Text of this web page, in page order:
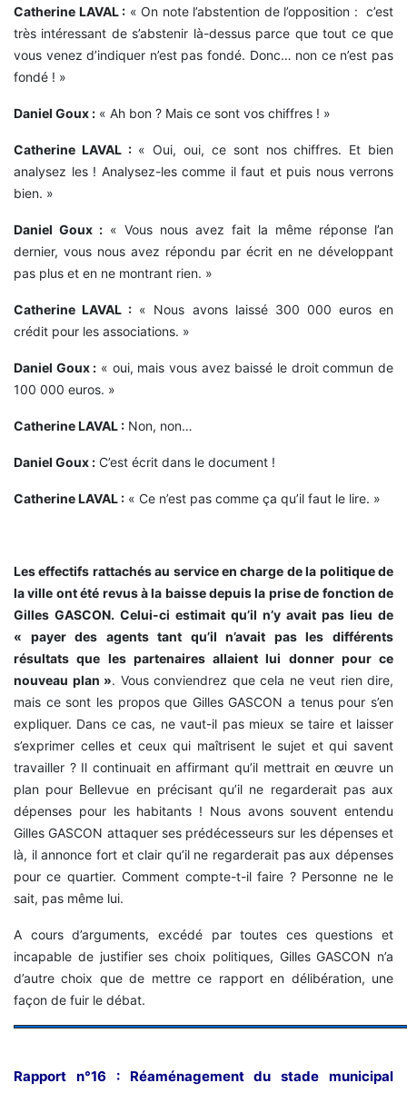
Catherine LAVAL : « On note l’abstention de l’opposition : c’est
très intéressant de s’abstenir là-dessus parce que tout ce que
vous venez d’indiquer n’est pas fondé. Donc… non ce n’est pas
fondé ! »
Daniel Goux : « Ah bon ? Mais ce sont vos chiffres ! »
Catherine LAVAL :« Oui, oui, ce sont nos chiffres. Et bien
analysez les ! Analysez-les comme il faut et puis nous verrons
bien. »
Daniel Goux : « Vous nous avez fait la même réponse l’an
dernier, vous nous avez répondu par écrit en ne développant
pas plus et en ne montrant rien. »
Catherine LAVAL : « Nous avons laissé 300 000 euros en
crédit pour les associations. »
Daniel Goux : « oui, mais vous avez baissé le droit commun de
100 000 euros. »
Catherine LAVAL : Non, non…
Daniel Goux : C’est écrit dans le document !
Catherine LAVAL : « Ce n’est pas comme ça qu’il faut le lire. »
Les effectifs rattachés au service en charge de la politique de
la ville ont été revus à la baisse depuis la prise de fonction de
Gilles GASCON. Celui-ci estimait qu’il n’y avait pas lieu de
« payer des agents tant qu’il n’avait pas les différents
résultats que les partenaires allaient lui donner pour ce
nouveau plan ». Vous conviendrez que cela ne veut rien dire,
mais ce sont les propos que Gilles GASCON a tenus pour s’en
expliquer. Dans ce cas, ne vaut-il pas mieux se taire et laisser
s’exprimer celles et ceux qui maîtrisent le sujet et qui savent
travailler ? Il continuait en affirmant qu’il mettrait en œuvre un
plan pour Bellevue en précisant qu’il ne regarderait pas aux
dépenses pour les habitants ! Nous avons souvent entendu
Gilles GASCON attaquer ses prédécesseurs sur les dépenses et
là, il annonce fort et clair qu’il ne regarderait pas aux dépenses
pour ce quartier. Comment compte-t-il faire ? Personne ne le
sait, pas même lui.
A cours d’arguments, excédé par toutes ces questions et
incapable de justifier ses choix politiques, Gilles GASCON n’a
d’autre choix que de mettre ce rapport en délibération, une
façon de fuir le débat.
Rapport n°16 : Réaménagement du stade municipal